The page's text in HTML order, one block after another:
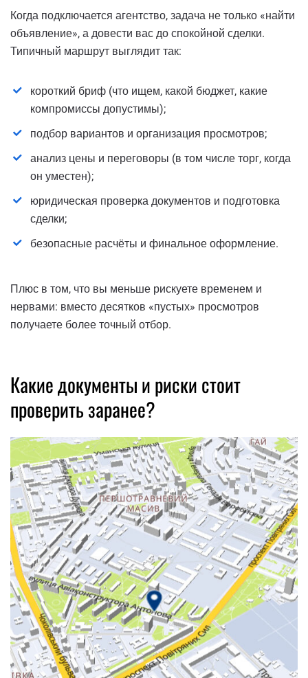
Когда подключается агентство, задача не только «найти
объявление», а довести вас до спокойной сделки.
Типичный маршрут выглядит так:
короткий бриф (что ищем, какой бюджет, какие
компромиссы допустимы);
подбор вариантов и организация просмотров;
анализ цены и переговоры (в том числе торг, когда
он уместен);
юридическая проверка документов и подготовка
сделки;
безопасные расчёты и финальное оформление.
Плюс в том, что вы меньше рискуете временем и
нервами: вместо десятков «пустых» просмотров
получаете более точный отбор.
Какие документы и риски стоит
проверить заранее?